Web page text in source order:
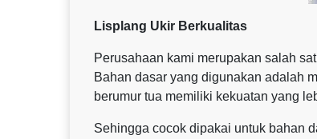
Lisplang Ukir Berkualitas
Perusahaan kami merupakan salah
Bahan dasar yang digunakan adalah
berumur tua memiliki kekuatan yang
Sehingga cocok dipakai untuk bahan